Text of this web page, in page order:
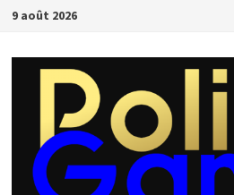
Passer
contenu
9 août 2026